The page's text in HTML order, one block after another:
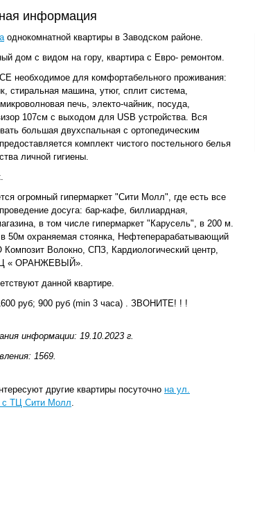
информация
однокомнатной квартиры в Заводском районе.
дом с видом на гору, квартира с Евро- ремонтом.
необходимое для комфортабельного проживания:
стиральная машина, утюг, сплит система,
печь, электо-чайник, посуда,
107см с выходом для USB устройства. Вся
большая двухспальная с ортопедическим
комплект чистого постельного белья
личной гигиены.
огромный гипермаркет "Сити Молл", где есть все
досуга: бар-кафе, биллиардная,
в том числе гипермаркет "Карусель", в 200 м.
50м охраняемая стоянка, Нефтеперарабатывающий
Волокно, СПЗ, Кардиологический центр,
« ОРАНЖЕВЫЙ».
данной квартире.
руб; 900 руб (min 3 часа) . ЗВОНИТЕ! ! !
информации: 19.10.2023 г.
1569.
другие квартиры посуточно на ул.
с ТЦ Сити Молл.